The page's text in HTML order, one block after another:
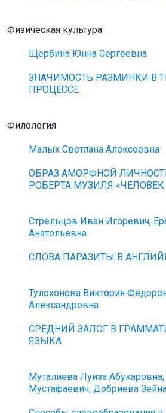
Физическая культура
Щербина Юнна Сергеевна
ЗНАЧИМОСТЬ РАЗМИНКИ В
ПРОЦЕССЕ
Филология
Малых Светлана Алексеевна
ОБРАЗ АМОРФНОЙ
РОБЕРТА МУЗИЛЯ «ЧЕЛОВЕК
Стрельцов Иван Игоревич,
Анатольевна
СЛОВА ПАРАЗИТЫ В
Тулохонова Виктория
Александровна
СРЕДНИЙ ЗАЛОГ В
ЯЗЫКА
Муталиева Луиза
Мустафаевич, Добриева